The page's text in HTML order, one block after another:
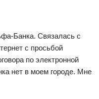
Банка. Связалась с
с просьбой
по электронной
нет в моем городе. Мне